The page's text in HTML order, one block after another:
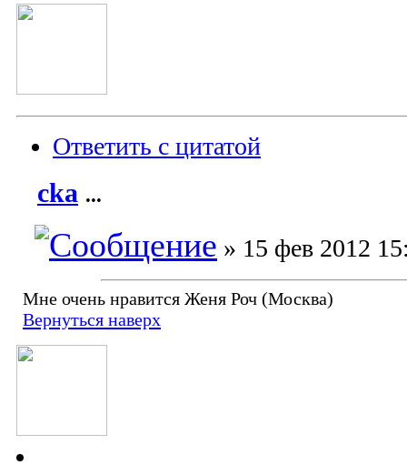
Ответить с цитатой
cka ...
» 15 фев 2012
Мне очень нравится Женя Роч (Москва)
Вернуться наверх